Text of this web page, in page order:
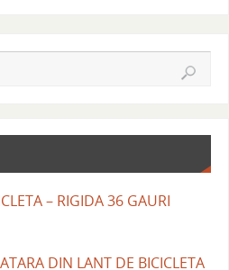
– RIGIDA 36 GAURI
DIN LANT DE BICICLETA